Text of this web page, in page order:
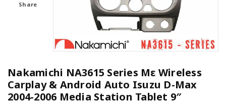
Share
Nakamichi NA3615 Series Με Wireless
Carplay & Android Auto Isuzu D-Max
2004-2006 Media Station Tablet 9″